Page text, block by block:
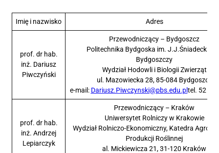
Imię i nazwisko Adres
prof. dr hab.
inż. Dariusz
Piwczyński
Przewodniczący – Bydgoszcz
Politechnika Bydgoska im. J.J.Śniadeckich
Bydgoszczy
Wydział Hodowli i Biologii Zwierząt
ul. Mazowiecka 28, 85-084 Bydgoszcz
e-mail: Dariusz.Piwczynski@pbs.edu.pltel. 52
prof. dr hab.
inż. Andrzej
Lepiarczyk
Przewodniczący – Kraków
Uniwersytet Rolniczy w Krakowie
Wydział Rolniczo-Ekonomiczny, Katedra
Produkcji Roślinnej
al. Mickiewicza 21, 31-120 Kraków